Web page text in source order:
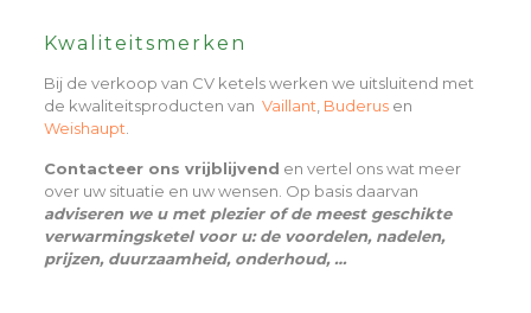
Kwaliteitsmerken
Bij de verkoop van CV ketels werken we uitsluitend met
de kwaliteitsproducten van Vaillant Buderusen
Weishaupt
Contacteer ons vrijblijvend en vertel ons wat meer
over uw situatie en uw wensen. Op basis daarvan
adviseren we u met plezier of de meest geschikte
verwarmingsketel voor u: de voordelen, nadelen,
prijzen, duurzaamheid, onderhoud, …